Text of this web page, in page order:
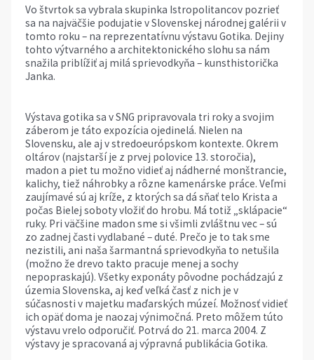
Vo štvrtok sa vybrala skupinka Istropolitancov pozrieť
sa na najväčšie podujatie v Slovenskej národnej galérii v
tomto roku – na reprezentatívnu výstavu Gotika. Dejiny
tohto výtvarného a architektonického slohu sa nám
snažila priblížiť aj milá sprievodkyňa – kunsthistorička
Janka.
Výstava gotika sa v SNG pripravovala tri roky a svojim
záberom je táto expozícia ojedinelá. Nielen na
Slovensku, ale aj v stredoeurópskom kontexte. Okrem
oltárov (najstarší je z prvej polovice 13. storočia),
madon a piet tu možno vidieť aj nádherné monštrancie,
kalichy, tiež náhrobky a rôzne kamenárske práce. Veľmi
zaujímavé sú aj kríže, z ktorých sa dá sňať telo Krista a
počas Bielej soboty vložiť do hrobu. Má totiž „sklápacie“
ruky. Pri väčšine madon sme si všimli zvláštnu vec – sú
zo zadnej časti vydlabané – duté. Prečo je to tak sme
nezistili, ani naša šarmantná sprievodkyňa to netušila
(možno že drevo takto pracuje menej a sochy
nepopraskajú). Všetky exponáty pôvodne pochádzajú z
územia Slovenska, aj keď veľká časť z nich je v
súčasnosti v majetku maďarských múzeí. Možnosť vidieť
ich opäť doma je naozaj výnimočná. Preto môžem túto
výstavu vrelo odporučiť. Potrvá do 21. marca 2004. Z
výstavy je spracovaná aj výpravná publikácia Gotika.